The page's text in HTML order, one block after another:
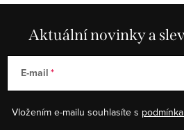
Aktuální novinky a
E-mail
Vložením e-mailu souhlasíte s